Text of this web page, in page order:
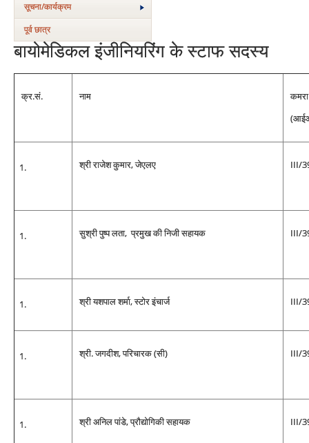
सूचना/कार्यक्रम
पूर्व छात्र
बायोमेडिकल इंजीनियरिंग के स्टाफ सदस्य
क्र.सं. नाम
श्री राजेश कुमार, जेएलए III/
सुश्री पुष्प लता, प्रमुख की निजी सहायक III/
श्री यशपाल शर्मा, स्टोर इंचार्ज III/
श्री. जगदीश, परिचारक (सी) III/
श्री अनिल पांडे, प्रौद्योगिकी सहायक III/